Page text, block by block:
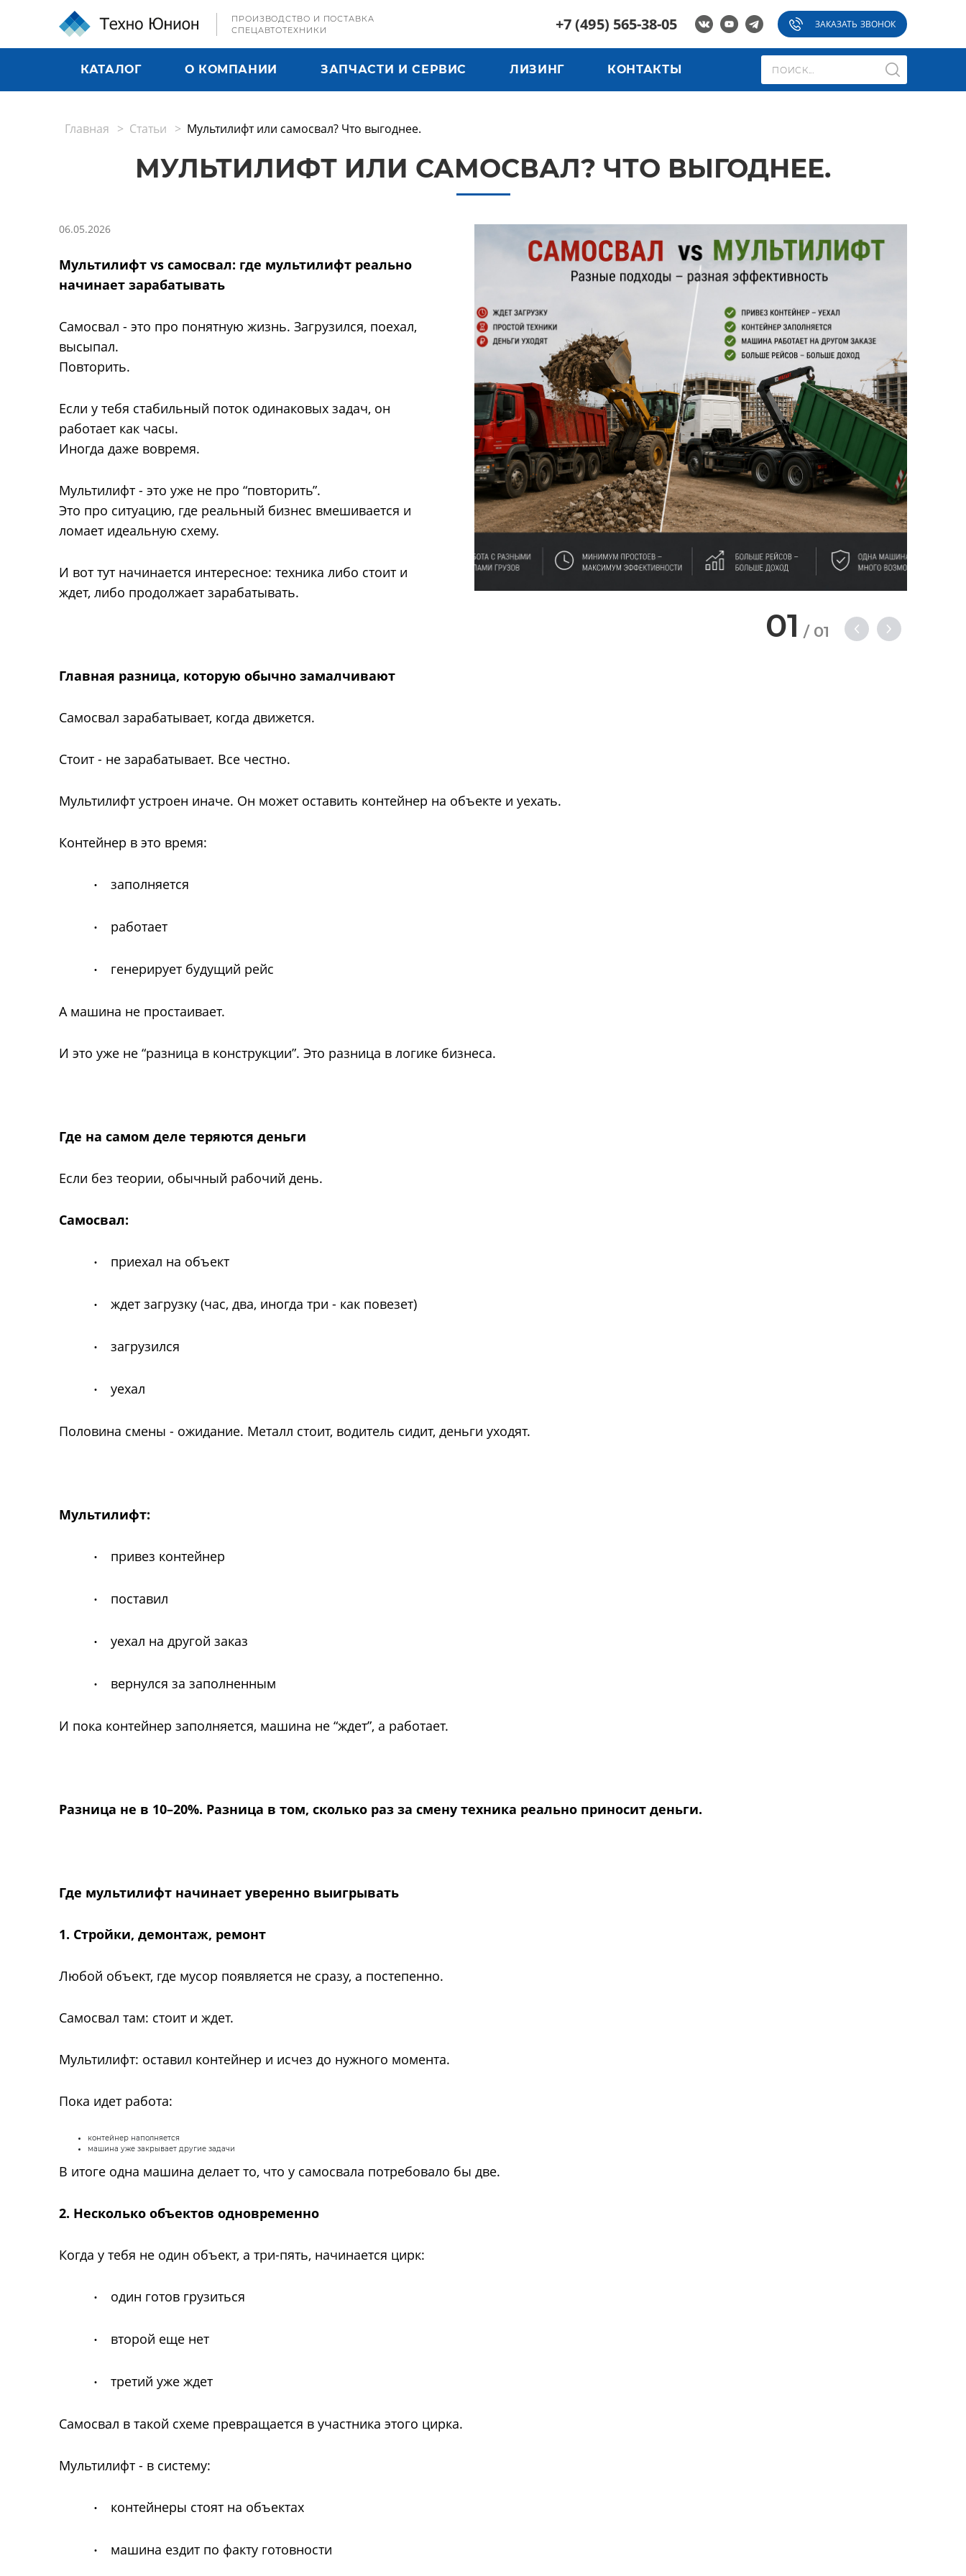
ПРОИЗВОДСТВО И ПОСТАВКА
СПЕЦАВТОТЕХНИКИ
+7 (495) 565-38-05 ЗАКАЗАТЬ ЗВОНОК
КАТАЛОГ О КОМПАНИИ ЗАПЧАСТИ И СЕРВИС ЛИЗИНГ КОНТАКТЫ
Главная Статьи Мультилифт или самосвал? Что выгоднее.
МУЛЬТИЛИФТ ИЛИ САМОСВАЛ? ЧТО ВЫГОДНЕЕ.
01 / 01
06.05.2026
Мультилифт vs самосвал: где мультилифт реально
начинает зарабатывать
Самосвал - это про понятную жизнь. Загрузился, поехал,
высыпал.
Повторить.
Если у тебя стабильный поток одинаковых задач, он
работает как часы.
Иногда даже вовремя.
Мультилифт - это уже не про “повторить”.
Это про ситуацию, где реальный бизнес вмешивается и
ломает идеальную схему.
И вот тут начинается интересное: техника либо стоит и
ждет, либо продолжает зарабатывать.
Главная разница, которую обычно замалчивают
Самосвал зарабатывает, когда движется.
Стоит - не зарабатывает. Все честно.
Мультилифт устроен иначе. Он может оставить контейнер на объекте и уехать.
Контейнер в это время:
· заполняется
· работает
· генерирует будущий рейс
А машина не простаивает.
И это уже не “разница в конструкции”. Это разница в логике бизнеса.
Где на самом деле теряются деньги
Если без теории, обычный рабочий день.
Самосвал:
· приехал на объект
· ждет загрузку (час, два, иногда три - как повезет)
· загрузился
· уехал
Половина смены - ожидание. Металл стоит, водитель сидит, деньги уходят.
Мультилифт:
· привез контейнер
· поставил
· уехал на другой заказ
· вернулся за заполненным
И пока контейнер заполняется, машина не “ждет”, а работает.
Разница не в 10–20%. Разница в том, сколько раз за смену техника реально приносит деньги.
Где мультилифт начинает уверенно выигрывать
1. Стройки, демонтаж, ремонт
Любой объект, где мусор появляется не сразу, а постепенно.
Самосвал там: стоит и ждет.
Мультилифт: оставил контейнер и исчез до нужного момента.
Пока идет работа:
контейнер наполняется
машина уже закрывает другие задачи
В итоге одна машина делает то, что у самосвала потребовало бы две.
2. Несколько объектов одновременно
Когда у тебя не один объект, а три-пять, начинается цирк:
· один готов грузиться
· второй еще нет
· третий уже ждет
Самосвал в такой схеме превращается в участника этого цирка.
Мультилифт - в систему:
· контейнеры стоят на объектах
· машина ездит по факту готовности